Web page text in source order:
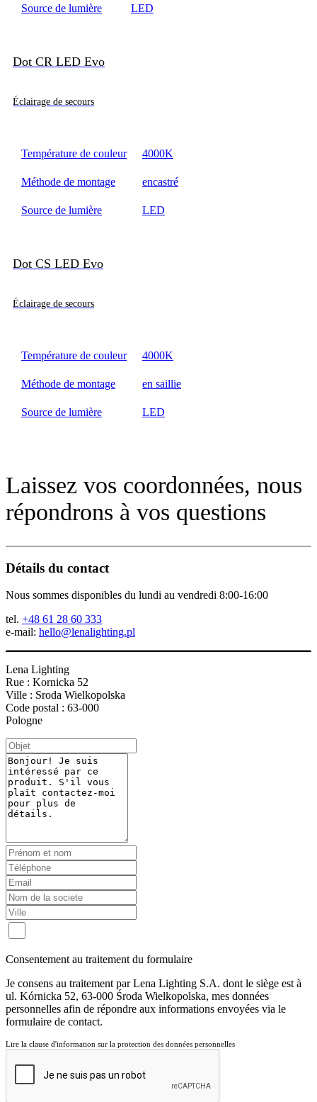
Source de lumière LED
Dot CR LED Evo
Éclairage de secours
Température de couleur 4000K
Méthode de montage encastré
Source de lumière LED
Dot CS LED Evo
Éclairage de secours
Température de couleur 4000K
Méthode de montage en saillie
Source de lumière LED
Laissez vos coordonnées, nous
répondrons à vos questions
Détails du contact
Nous sommes disponibles du lundi au vendredi 8:00-16:00
tel. +48 61 28 60 333
e-mail: hello@lenalighting.pl
Lena Lighting
Rue : Kornicka 52
Ville : Sroda Wielkopolska
Code postal : 63-000
Pologne
Consentement au traitement du formulaire
Je consens au traitement par Lena Lighting S.A. dont le siège est à
ul. Kórnicka 52, 63-000 Środa Wielkopolska, mes données
personnelles afin de répondre aux informations envoyées via le
formulaire de contact.
Lire la clause d'information sur la protection des données personnelles